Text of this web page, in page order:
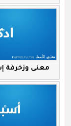
معنى وزخرفة